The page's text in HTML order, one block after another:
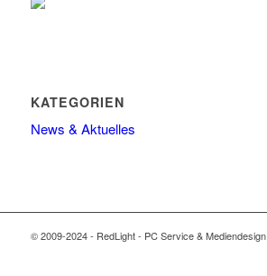
KATEGORIEN
News & Aktuelles
© 2009-2024 - RedLight - PC Service & Mediendesign